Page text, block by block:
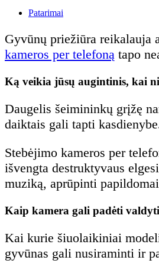
Patarimai
Gyvūnų priežiūra reikalauja
kameros per telefoną tapo
Ką veikia jūsų augintinis, kai
Daugelis šeimininkų grįžę
daiktais gali tapti
Stebėjimo kameros per
išvengta destruktyvaus
muziką, aprūpinti
Kaip kamera gali padėti
Kai kurie šiuolaikiniai
gyvūnas gali nusiraminti ir